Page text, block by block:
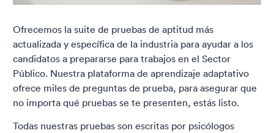
Ofrecemos la suite de pruebas de aptitud más
actualizada y específica de la industria para ayudar a los
candidatos a prepararse para trabajos en el Sector
Público. Nuestra plataforma de aprendizaje adaptativo
ofrece miles de preguntas de prueba, para asegurar que
no importa qué pruebas se te presenten, estás listo.
Todas nuestras pruebas son escritas por psicólogos